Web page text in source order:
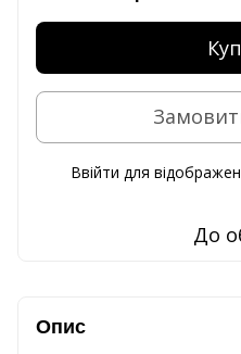
Ввійти для
До
Опис